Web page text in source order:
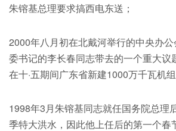
朱镕基总理要求搞西电东送；
2000年八月初在北戴河举行的中央办
委书记的李长春同志带去的一个重大议
在十·五期间广东省新建1000万千瓦机组
1998年3月朱镕基同志就任国务院总理
季特大洪水，因此他上任后的第一个春